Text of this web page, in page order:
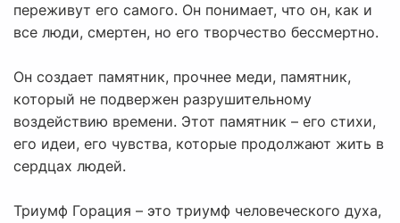
переживут его самого. Он понимает, что он, как и
все люди, смертен, но его творчество бессмертно.
Он создает памятник, прочнее меди, памятник,
который не подвержен разрушительному
воздействию времени. Этот памятник – его стихи,
его идеи, его чувства, которые продолжают жить в
сердцах людей.
Триумф Горация – это триумф человеческого духа,